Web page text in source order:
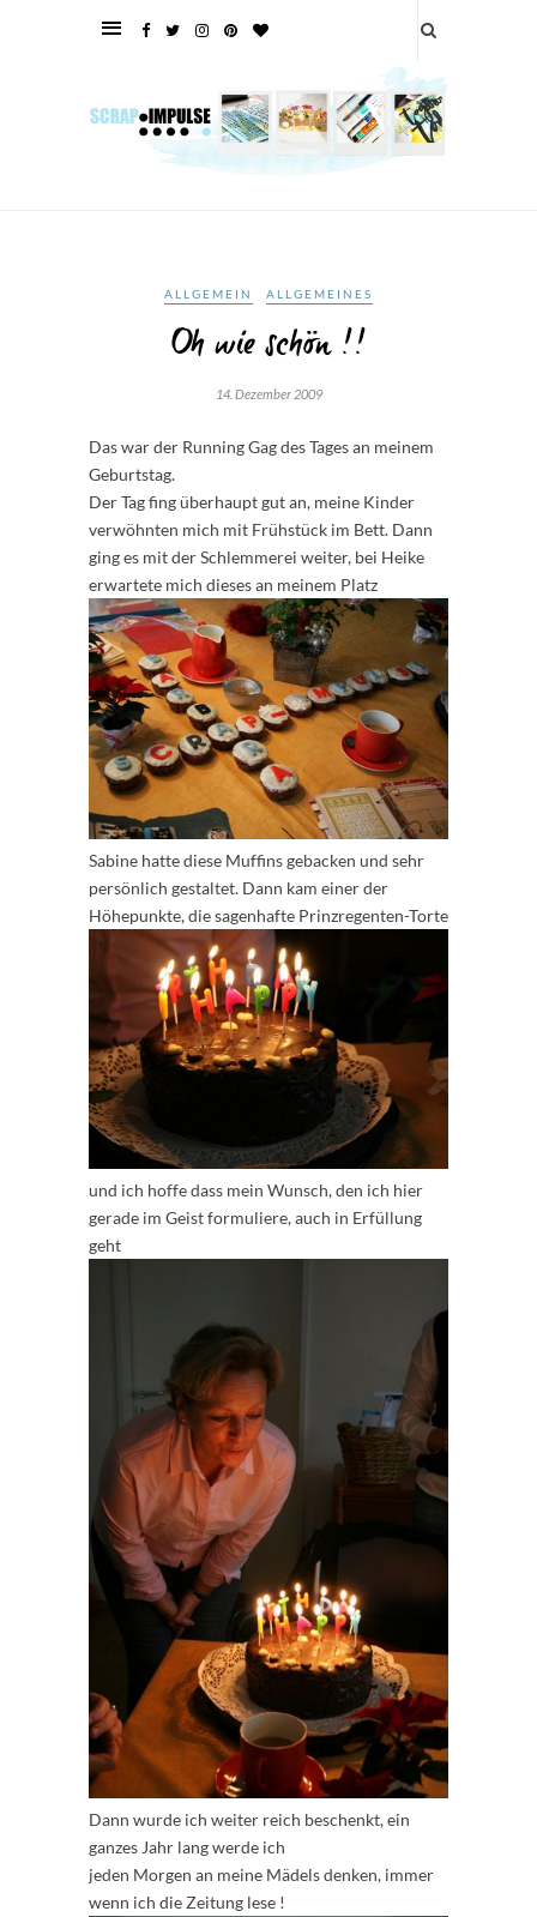
ALLGEMEIN ALLGEMEINES
Oh wie schön !!
14. Dezember 2009
Das war der Running Gag des Tages an meinem
Geburtstag.
Der Tag fing überhaupt gut an, meine Kinder
verwöhnten mich mit Frühstück im Bett. Dann
ging es mit der Schlemmerei weiter, bei Heike
erwartete mich dieses an meinem Platz
Sabine hatte diese Muffins gebacken und sehr
persönlich gestaltet. Dann kam einer der
Höhepunkte, die sagenhafte Prinzregenten-Torte
und ich hoffe dass mein Wunsch, den ich hier
gerade im Geist formuliere, auch in Erfüllung
geht
Dann wurde ich weiter reich beschenkt, ein
ganzes Jahr lang werde ich
jeden Morgen an meine Mädels denken, immer
wenn ich die Zeitung lese !